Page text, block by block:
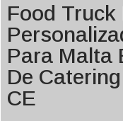
Food Truck
Para Malta
De
CE